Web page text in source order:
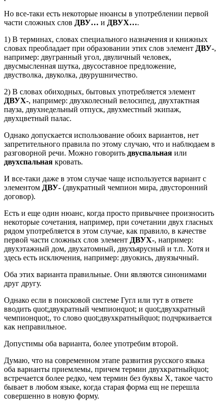
Но все-таки есть некоторые нюансы в употреблении первой
части сложных слов ДВУ… и ДВУХ….
1) В терминах, словах специального назначения и книжных
словах преобладает при образовании этих слов элемент ДВУ-,
например: двугранный угол, двуличный человек,
двусмысленная шутка, двусоставное предложение,
двустволка, двуколка, двурушничество.
2) В словах обиходных, бытовых употребляется элемент
ДВУХ-, например: двухколесный велосипед, двухтактная
пауза, двухнедельный отпуск, двухместный экипаж,
двухцветный палас.
Однако допускается использование обоих вариантов, нет
запретительного правила по этому случаю, что и наблюдаем в
разговорной речи. Можно говорить двуспальная или
двухспальная кровать.
И все-таки даже в этом случае чаще используется вариант с
элементом ДВУ- (двукратный чемпион мира, двусторонний
договор).
Есть и еще один нюанс, когда просто привычнее произносить
некоторые сочетания, например, при сочетании двух гласных
рядом употребляется в этом случае, как правило, в качестве
первой части сложных слов элемент ДВУХ-, например:
двухэтажный дом, двухатомный, двухъярусный и т.п. Хотя и
здесь есть исключения, например: двуокись, двуязычный.
Оба этих варианта правильные. Они являются синонимами
друг другу.
Однако если в поисковой системе Гугл или тут в ответе
вводить quot;двукратный чемпионquot; и quot;двухкратный
чемпионquot;, то слово quot;двухкратныйquot; подчркивается
как неправильное.
Допустимы оба варианта, более употребим второй.
Думаю, что на современном этапе развития русского языка
оба варианты приемлемы, причем термин двухкратныйquot;
встречается более редко, чем термин без буквы Х, такое часто
бывает в любом языке, когда старая форма ещ не перешла
совершенно в новую форму.